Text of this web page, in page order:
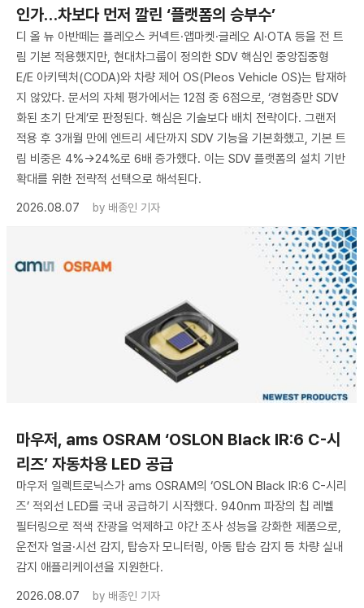
인가…차보다 먼저 깔린 ‘플랫폼의 승부수’
디 올 뉴 아반떼는 플레오스 커넥트·앱마켓·글레오 AI·OTA 등을 전 트
림 기본 적용했지만, 현대차그룹이 정의한 SDV 핵심인 중앙집중형
E/E 아키텍처(CODA)와 차량 제어 OS(Pleos Vehicle OS)는 탑재하
지 않았다. 문서의 자체 평가에서는 12점 중 6점으로, ‘경험층만 SDV
화된 초기 단계’로 판정된다. 핵심은 기술보다 배치 전략이다. 그랜저
적용 후 3개월 만에 엔트리 세단까지 SDV 기능을 기본화했고, 기본 트
림 비중은 4%→24%로 6배 증가했다. 이는 SDV 플랫폼의 설치 기반
확대를 위한 전략적 선택으로 해석된다.
2026.08.07
by 배종인 기자
마우저, ams OSRAM ‘OSLON Black IR:6 C-시
리즈’ 자동차용 LED 공급
마우저 일렉트로닉스가 ams OSRAM의 ‘OSLON Black IR:6 C-시리
즈’ 적외선 LED를 국내 공급하기 시작했다. 940nm 파장의 칩 레벨
필터링으로 적색 잔광을 억제하고 야간 조사 성능을 강화한 제품으로,
운전자 얼굴·시선 감지, 탑승자 모니터링, 아동 탑승 감지 등 차량 실내
감지 애플리케이션을 지원한다.
2026.08.07
by 배종인 기자